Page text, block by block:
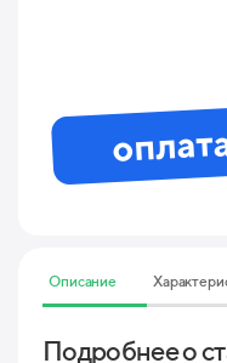
Описание
Подробнее о